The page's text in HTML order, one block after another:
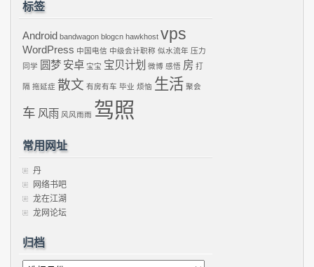
标签
Android bandwagon blogcn hawkhost vps
WordPress 中国电信 中级会计职称 似水流年 压力
同学 圆梦 安卓 宝宝 宝贝计划 微博 感悟 房 打
隔 拖延症 散文 有房有车 毕业 烦恼 生活 聚会
车 风雨 风风雨雨 驾照
常用网址
丹
网络书吧
龙在江湖
龙网论坛
归档
归